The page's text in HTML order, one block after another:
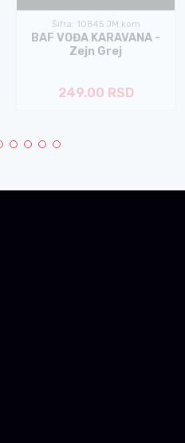
Šifra: 10845 JM:kom
BAF VOĐA KARAVANA -
Zejn Grej
249.00 RSD